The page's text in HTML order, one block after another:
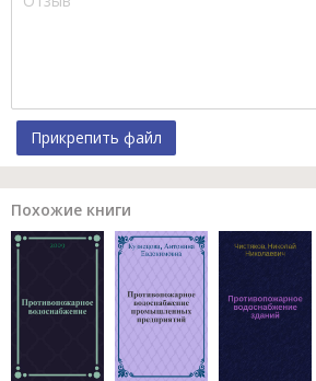
Прикрепить файл
Похожие книги